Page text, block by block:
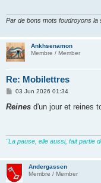
Par de bons mots foudroyons la
Ankhsenamon
Membre / Member
Re: Mobilettres
P
s
03 Jun 2026 01:34
Reines d'un jour et reines
"La pause, elle aussi, fait partie
Andergassen
Membre / Member